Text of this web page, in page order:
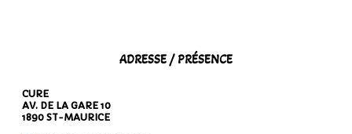
ADRESSE / PRÉSENCE
CURE
AV. DE LA GARE 10
1890 ST-MAURICE